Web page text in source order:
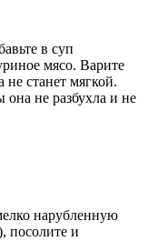
в суп
мясо. Варите
станет мягкой.
не разбухла и не
нарубленную
посолите и